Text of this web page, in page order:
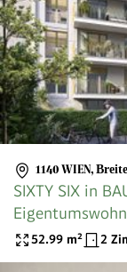
1140 WIEN,
SIXTY SIX in
52.99 m² 2